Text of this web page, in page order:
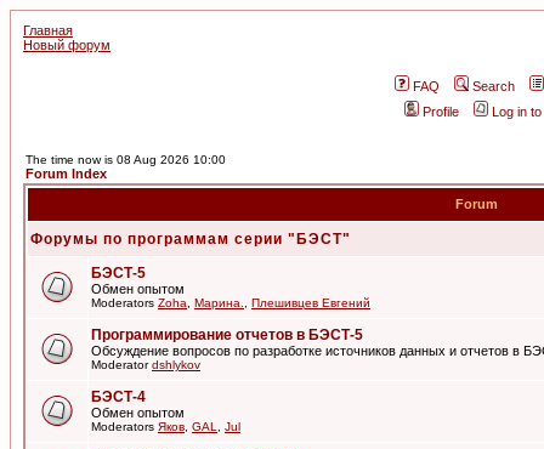
Главная
Новый форум
FAQ
Search
Profile
Log in
The time now is 08 Aug 2026 10:00
Forum Index
Forum
Форумы по программам серии "БЭСТ"
БЭСТ-5
Обмен опытом
Moderators Zoha Марина. Плешивцев Евгений
Программирование отчетов в БЭСТ-5
Обсуждение вопросов по разработке источников данных и отчетов в
Moderatordshlykov
БЭСТ-4
Обмен опытом
Moderators Яков GAL Jul